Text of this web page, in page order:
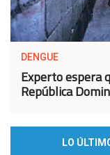
DENGUE
Experto espera
República
LO